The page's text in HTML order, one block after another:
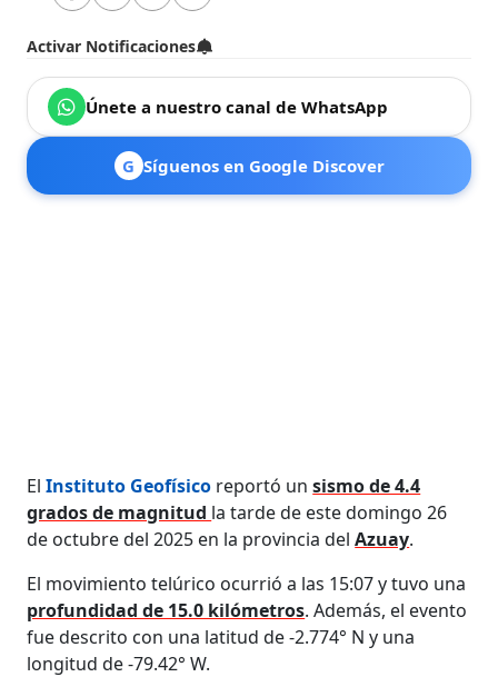
Activar Notificaciones
Únete a nuestro canal de WhatsApp
G Síguenos en Google Discover
ElInstituto Geofísico reportó unsismo de 4.4
grados de magnitud la tarde de este domingo 26
de octubre del 2025 en la provincia delAzuay.
El movimiento telúrico ocurrió a las 15:07 y tuvo una
profundidad de 15.0 kilómetros. Además, el evento
fue descrito con una latitud de -2.774° N y una
longitud de -79.42° W.